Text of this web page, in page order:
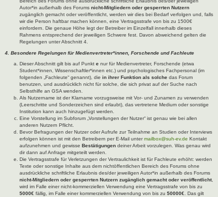
Autor*in außerhalb des Forums nicht-Mitgliedern oder gesperrten Nutzern
zugänglich gemacht oder veröffentlicht, werden wir dies bei Bedarf verfolgen und, falls
wir die Person haftbar machen können, eine Vertragsstrafe von bis zu 1500€
einfordern. Die genaue Höhe legt der Betreiber im Einzelfall innerhalb dieses
Rahmens entsprechend der jeweiligen Schwere fest. Davon abweichend gelten die
Regelungen unter Abschnitt 4.
4. Besondere Regelungen für Medienvertreter*innen, Forschende und Fachleute
Dieser Abschnitt gilt bis auf Punkt e nur für Medienvertreter, Forschende (etwa
Student*innen, Wissenschaftler*innen etc.) und psychologisches Fachpersonal (im
folgenden „Fachleute“ genannt), die in ihrer Funktion als solche das Forum
benutzen, und ausdrücklich nicht für solche, die sich privat auf der Suche nach
Selbsthilfe an GSA wenden.
Als Nutzername ist der Klarname vorzugsweise mit Vor- und Zunamen zu verwenden
(Leerschritte und Sonderzeichen sind erlaubt), das vertretene Medium oder sonstige
Institution kann auch hinzugefügt werden.
Eine Vorstellung im Subforum „Vorstellungen der Nutzer“ ist genau wie bei allen
anderen Nutzern Pflicht.
Bevor Befragungen der Nutzer oder Aufrufe zur Teilnahme an Studien oder Interviews
erfolgen können ist mit den Betreibern per E-Mail untermailbox@suh-ev.de Kontakt
aufzunehmen und gewisse Bestätigungen deiner Arbeit vorzulegen. Was genau wird
dir dann auf Anfrage mitgeteilt werden.
Die Vertragsstrafe für Verletzungen der Vertraulichkeit ist für Fachleute erhöht: werden
Texte oder sonstige Inhalte aus dem nichtöffentlichen Bereich des Forums ohne
ausdrückliche schriftliche Erlaubnis des/der jeweiligen Autor*in außerhalb des Forums
nicht-Mitgliedern oder gesperrten Nutzern zugänglich gemacht oder veröffentlicht,
wird im Falle einer nicht-kommerziellen Verwendung eine Vertragsstrafe von bis zu
5000€ fällig, im Falle einer kommerziellen Verwendung von bis zu 50000€ . Das gilt